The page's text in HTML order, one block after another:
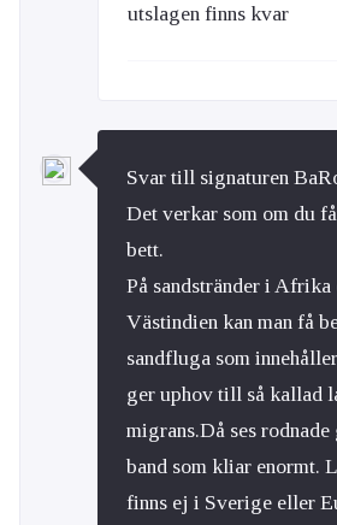
utslagen finns kvar
Svar till signaturen
Det verkar som om du
bett.
På sandstränder i Afrika
Västindien kan man få
sandfluga som
ger uphov till så kallad
migrans.Då ses
band som kliar enormt.
finns ej i Sverige eller